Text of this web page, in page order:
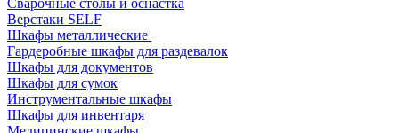
Сварочные столы и оснастка
Верстаки SELF
Шкафы металлические
Гардеробные шкафы для раздевалок
Шкафы для документов
Шкафы для сумок
Инструментальные шкафы
Шкафы для инвентаря